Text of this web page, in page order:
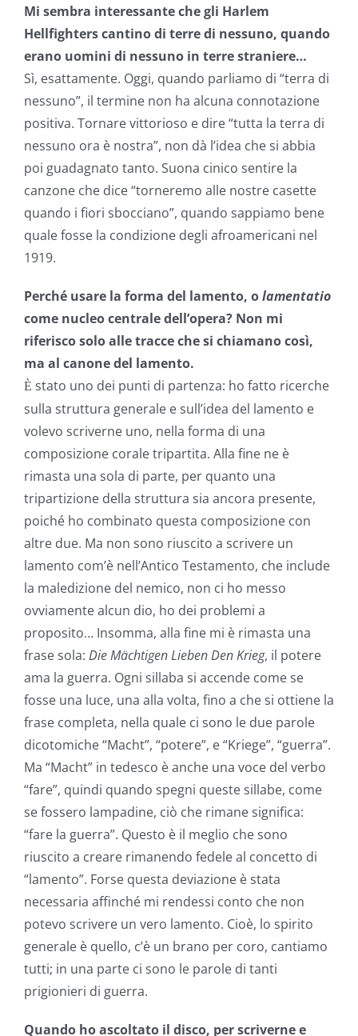
Mi sembra interessante che gli Harlem
Hellfighters cantino di terre di nessuno, quando
erano uomini di nessuno in terre straniere…
Sì, esattamente. Oggi, quando parliamo di “terra di
nessuno”, il termine non ha alcuna connotazione
positiva. Tornare vittorioso e dire “tutta la terra di
nessuno ora è nostra”, non dà l’idea che si abbia
poi guadagnato tanto. Suona cinico sentire la
canzone che dice “torneremo alle nostre casette
quando i fiori sbocciano”, quando sappiamo bene
quale fosse la condizione degli afroamericani nel
1919.
Perché usare la forma del lamento, olamentatio
come nucleo centrale dell’opera? Non mi
riferisco solo alle tracce che si chiamano così,
ma al canone del lamento.
È stato uno dei punti di partenza: ho fatto ricerche
sulla struttura generale e sull’idea del lamento e
volevo scriverne uno, nella forma di una
composizione corale tripartita. Alla fine ne è
rimasta una sola di parte, per quanto una
tripartizione della struttura sia ancora presente,
poiché ho combinato questa composizione con
altre due. Ma non sono riuscito a scrivere un
lamento com’è nell’Antico Testamento, che include
la maledizione del nemico, non ci ho messo
ovviamente alcun dio, ho dei problemi a
proposito… Insomma, alla fine mi è rimasta una
frase sola: DieMächtigenLieben Den Krieg, il potere
ama la guerra. Ogni sillaba si accende come se
fosse una luce, una alla volta, fino a che si ottiene la
frase completa, nella quale ci sono le due parole
dicotomiche “Macht”, “potere”, e “Kriege”, “guerra”.
Ma “Macht” in tedesco è anche una voce del verbo
“fare”, quindi quando spegni queste sillabe, come
se fossero lampadine, ciò che rimane significa:
“fare la guerra”. Questo è il meglio che sono
riuscito a creare rimanendo fedele al concetto di
“lamento”. Forse questa deviazione è stata
necessaria affinché mi rendessi conto che non
potevo scrivere un vero lamento. Cioè, lo spirito
generale è quello, c’è un brano per coro, cantiamo
tutti; in una parte ci sono le parole di tanti
prigionieri di guerra.
Quando ho ascoltato il disco, per scriverne e